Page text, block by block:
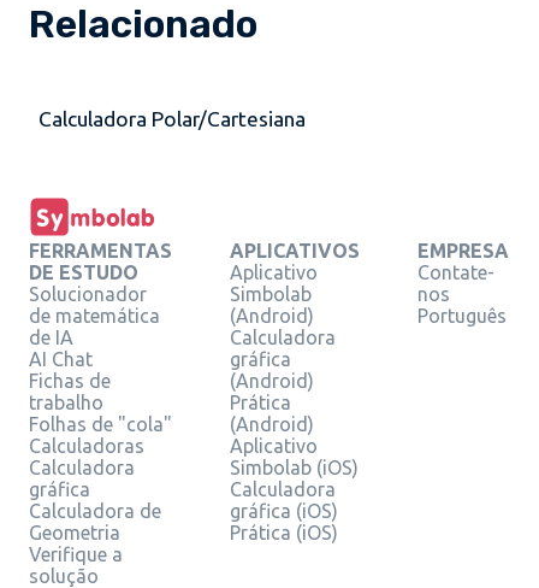
Relacionado
Calculadora Polar/Cartesiana
FERRAMENTAS
DE ESTUDO
Solucionador
de matemática
de IA
AI Chat
Fichas de
trabalho
Folhas de "cola"
Calculadoras
Calculadora
gráfica
Calculadora de
Geometria
Verifique a
solução
APLICATIVOS
Aplicativo
Simbolab
(Android)
Calculadora
gráfica
(Android)
Prática
(Android)
Aplicativo
Simbolab (iOS)
Calculadora
gráfica (iOS)
Prática (iOS)
EMPRESA
Contate-
nos
Português